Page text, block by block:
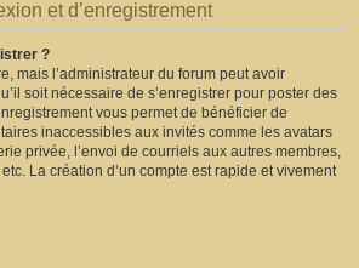
et d’enregistrement
?
mais l’administrateur du forum peut avoir
soit nécessaire de s’enregistrer pour poster des
vous permet de bénéficier de
inaccessibles aux invités comme les avatars
privée, l’envoi de courriels aux autres membres,
La création d’un compte est rapide et vivement